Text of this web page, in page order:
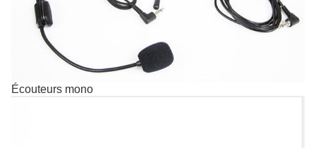
Écouteurs mono